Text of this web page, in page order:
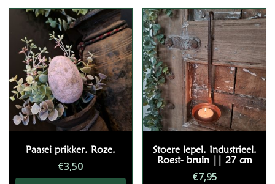
Paasei prikker. Roze.
€3,50
Stoere lepel. Industrieel.
Roest- bruin || 27 cm
€7,95